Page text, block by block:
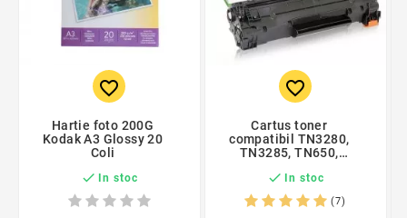
favorite_border
Hartie foto 200G
Kodak A3 Glossy 20
Coli
 In stoc
favorite_border
Cartus toner
compatibil TN3280,
TN3285, TN650,
Procart
 In stoc
(7)